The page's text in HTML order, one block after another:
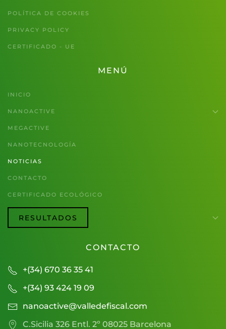
POLÍTICA DE COOKIES
PRIVACY POLICY
CERTIFICADO - UE
MENÚ
INICIO
NANOACTIVE
MEGACTIVE
NANOTECNOLOGÍA
NOTICIAS
CONTACTO
CERTIFICADO ECOLÓGICO
RESULTADOS
CONTACTO
+(34) 670 36 35 41
+(34) 93 424 19 09
nanoactive@valledefiscal.com
C.Sicilia 326 Entl. 2º 08025 Barcelona